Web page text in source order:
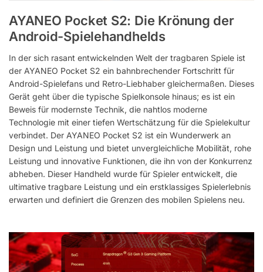
AYANEO Pocket S2: Die Krönung der
Android-Spielehandhelds
In der sich rasant entwickelnden Welt der tragbaren Spiele ist
der AYANEO Pocket S2 ein bahnbrechender Fortschritt für
Android-Spielefans und Retro-Liebhaber gleichermaßen. Dieses
Gerät geht über die typische Spielkonsole hinaus; es ist ein
Beweis für modernste Technik, die nahtlos moderne
Technologie mit einer tiefen Wertschätzung für die Spielekultur
verbindet. Der AYANEO Pocket S2 ist ein Wunderwerk an
Design und Leistung und bietet unvergleichliche Mobilität, rohe
Leistung und innovative Funktionen, die ihn von der Konkurrenz
abheben. Dieser Handheld wurde für Spieler entwickelt, die
ultimative tragbare Leistung und ein erstklassiges Spielerlebnis
erwarten und definiert die Grenzen des mobilen Spielens neu.